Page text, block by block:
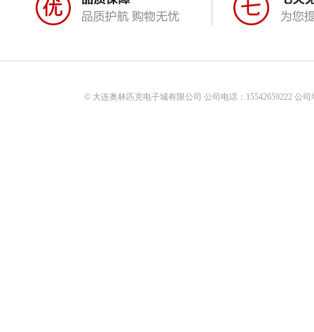
© 大连奥林匹克电子城有限公司 公司电话：15542659222 公